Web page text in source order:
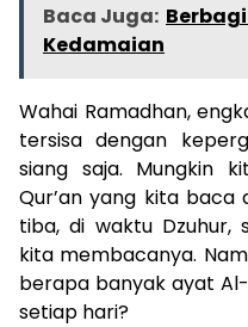
Baca Juga:
Kedamaian
Wahai Ramadhan,
tersisa dengan
siang saja. Mungkin
Qur’an yang kita
tiba, di waktu Dzuhur,
kita membacanya.
berapa banyak ayat
setiap hari?